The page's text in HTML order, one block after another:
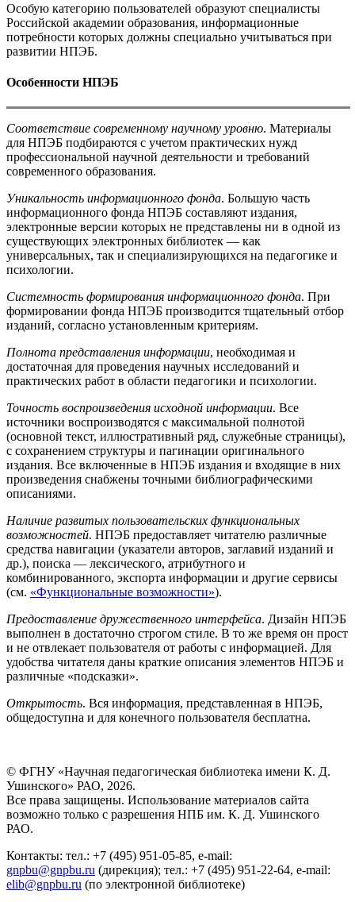
Особую категорию пользователей образуют специалисты
Российской академии образования, информационные
потребности которых должны специально учитываться при
развитии НПЭБ.
Особенности НПЭБ
Соответствие современному научному уровню. Материалы
для НПЭБ подбираются с учетом практических нужд
профессиональной научной деятельности и требований
современного образования.
Уникальность информационного фонда. Большую часть
информационного фонда НПЭБ составляют издания,
электронные версии которых не представлены ни в одной из
существующих электронных библиотек — как
универсальных, так и специализирующихся на педагогике и
психологии.
Системность формирования информационного фонда. При
формировании фонда НПЭБ производится тщательный отбор
изданий, согласно установленным критериям.
Полнота представления информации, необходимая и
достаточная для проведения научных исследований и
практических работ в области педагогики и психологии.
Точность воспроизведения исходной информации. Все
источники воспроизводятся с максимальной полнотой
(основной текст, иллюстративный ряд, служебные страницы),
с сохранением структуры и пагинации оригинального
издания. Все включенные в НПЭБ издания и входящие в них
произведения снабжены точными библиографическими
описаниями.
Наличие развитых пользовательских функциональных
возможностей. НПЭБ предоставляет читателю различные
средства навигации (указатели авторов, заглавий изданий и
др.), поиска — лексического, атрибутного и
комбинированного, экспорта информации и другие сервисы
(см. «Функциональные возможности»).
Предоставление дружественного интерфейса. Дизайн НПЭБ
выполнен в достаточно строгом стиле. В то же время он прост
и не отвлекает пользователя от работы с информацией. Для
удобства читателя даны краткие описания элементов НПЭБ и
различные «подсказки».
Открытость. Вся информация, представленная в НПЭБ,
общедоступна и для конечного пользователя бесплатна.
© ФГНУ «Научная педагогическая библиотека имени К. Д.
Ушинского» РАО, 2026.
Все права защищены. Использование материалов сайта
возможно только с разрешения НПБ им. К. Д. Ушинского
РАО.
Контакты: тел.: +7 (495) 951-05-85, e-mail:
gnpbu@gnpbu.ru (дирекция); тел.: +7 (495) 951-22-64, e-mail:
elib@gnpbu.ru (по электронной библиотеке)